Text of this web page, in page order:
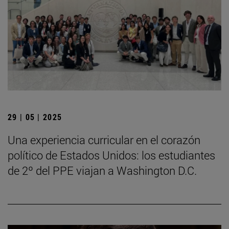
29 | 05 | 2025
Una experiencia curricular en el corazón
político de Estados Unidos: los estudiantes
de 2º del PPE viajan a Washington D.C.